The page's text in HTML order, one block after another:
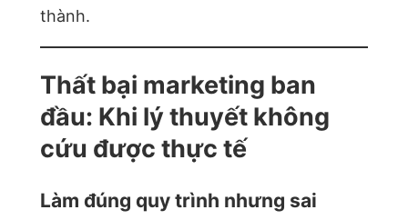
thành.
Thất bại marketing ban
đầu: Khi lý thuyết không
cứu được thực tế
Làm đúng quy trình nhưng sai